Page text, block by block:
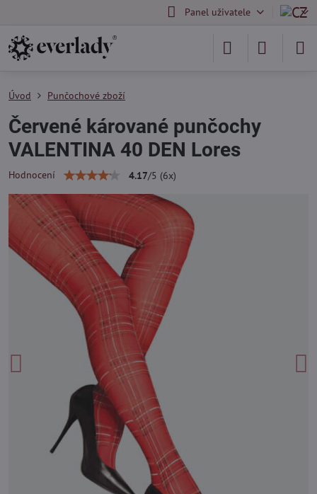
Panel uživatele
Úvod Punčochové zboží
Červené kárované punčochy
VALENTINA 40 DEN Lores
Hodnocení 4.17/5 (6x)